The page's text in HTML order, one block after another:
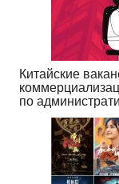
Китайские
по